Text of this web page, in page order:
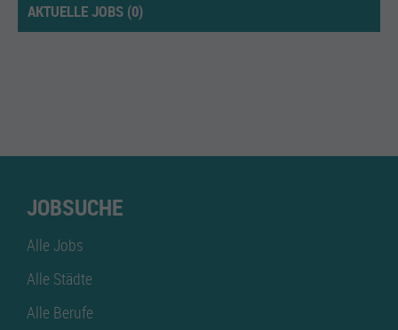
AKTUELLE JOBS (0)
JOBSUCHE
Alle Jobs
Alle Städte
Alle Berufe